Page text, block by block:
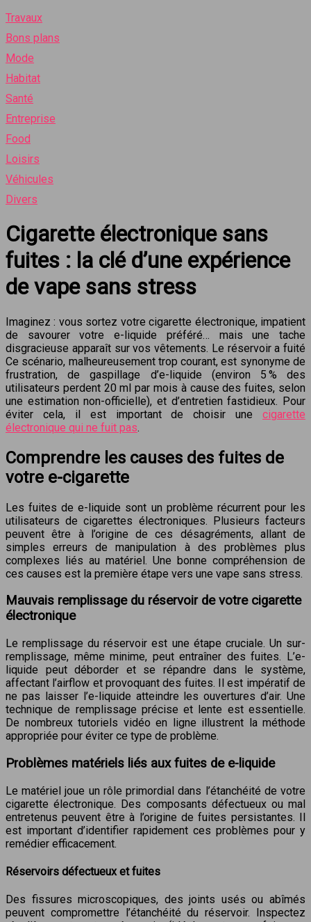
Travaux
Bons plans
Mode
Habitat
Santé
Entreprise
Food
Loisirs
Véhicules
Divers
Cigarette électronique sans
fuites : la clé d’une expérience
de vape sans stress
Imaginez : vous sortez votre cigarette électronique, impatient
de savourer votre e-liquide préféré… mais une tache
disgracieuse apparaît sur vos vêtements. Le réservoir a fuité
Ce scénario, malheureusement trop courant, est synonyme de
frustration, de gaspillage d’e-liquide (environ 5 % des
utilisateurs perdent 20 ml par mois à cause des fuites, selon
une estimation non-officielle), et d’entretien fastidieux. Pour
éviter cela, il est important de choisir une cigarette
électronique qui ne fuit pas.
Comprendre les causes des fuites de
votre e-cigarette
Les fuites de e-liquide sont un problème récurrent pour les
utilisateurs de cigarettes électroniques. Plusieurs facteurs
peuvent être à l’origine de ces désagréments, allant de
simples erreurs de manipulation à des problèmes plus
complexes liés au matériel. Une bonne compréhension de
ces causes est la première étape vers une vape sans stress.
Mauvais remplissage du réservoir de votre cigarette
électronique
Le remplissage du réservoir est une étape cruciale. Un sur-
remplissage, même minime, peut entraîner des fuites. L’e-
liquide peut déborder et se répandre dans le système,
affectant l’airflow et provoquant des fuites. Il est impératif de
ne pas laisser l’e-liquide atteindre les ouvertures d’air. Une
technique de remplissage précise et lente est essentielle.
De nombreux tutoriels vidéo en ligne illustrent la méthode
appropriée pour éviter ce type de problème.
Problèmes matériels liés aux fuites de e-liquide
Le matériel joue un rôle primordial dans l’étanchéité de votre
cigarette électronique. Des composants défectueux ou mal
entretenus peuvent être à l’origine de fuites persistantes. Il
est important d’identifier rapidement ces problèmes pour y
remédier efficacement.
Réservoirs défectueux et fuites
Des fissures microscopiques, des joints usés ou abîmés
peuvent compromettre l’étanchéité du réservoir. Inspectez